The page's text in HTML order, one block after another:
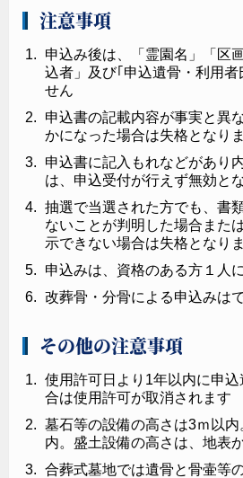
注意事項
申込み後は、「霊園名」「区
込者」及び｢申込遺骨・利用者
せん
申込書の記載内容が事実と異
かになった場合は失格となり
申込書に記入もれなどがあり
は、申込受付が行えず無効と
抽選で当選された方でも、書
ないことが判明した場合また
示できない場合は失格となり
申込みは、資格のある方１人
改葬骨・分骨による申込みは
その他の注意事項
使用許可日より1年以内に申
合は使用許可が取消されます
墓石等の設備の高さは3ｍ以
内。盛土設備の高さは、地表
合葬式墓地では遺骨と骨壷等